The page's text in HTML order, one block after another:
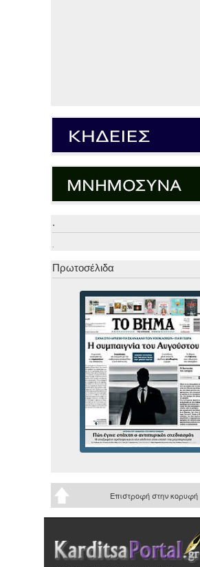
.
Πρωτοσέλιδα
Επιστροφή στην κορυφή